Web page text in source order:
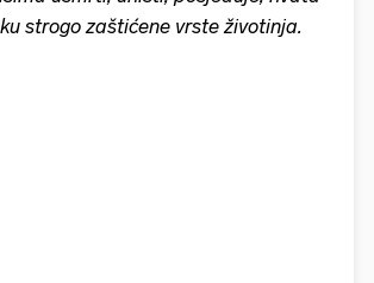
strogo zaštićene vrste životinja.